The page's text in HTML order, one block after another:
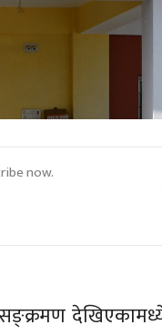
now.
सङ्क्रमण